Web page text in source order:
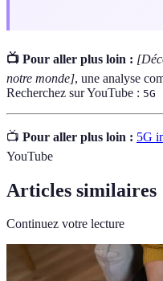
📺 Pour aller plus loin :
notre monde], une analyse
Recherchez sur YouTube :
📺 Pour aller plus loin : 5G
YouTube
Articles similaires
Continuez votre lecture